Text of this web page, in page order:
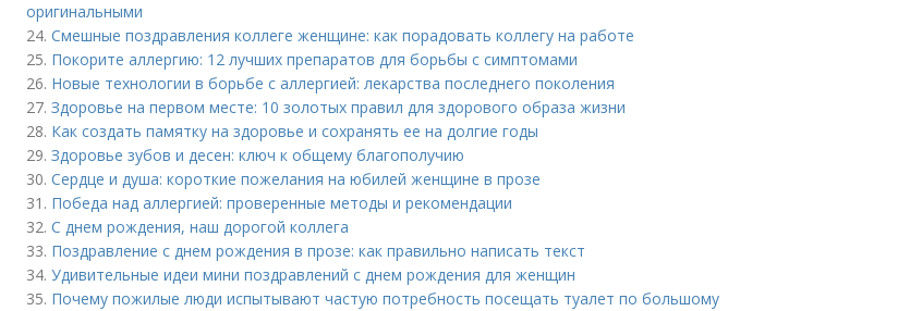
оригинальными
24. Смешные поздравления коллеге женщине: как порадовать коллегу на работе
25. Покорите аллергию: 12 лучших препаратов для борьбы с симптомами
26. Новые технологии в борьбе с аллергией: лекарства последнего поколения
27. Здоровье на первом месте: 10 золотых правил для здорового образа жизни
28. Как создать памятку на здоровье и сохранять ее на долгие годы
29. Здоровье зубов и десен: ключ к общему благополучию
30. Сердце и душа: короткие пожелания на юбилей женщине в прозе
31. Победа над аллергией: проверенные методы и рекомендации
32. С днем рождения, наш дорогой коллега
33. Поздравление с днем рождения в прозе: как правильно написать текст
34. Удивительные идеи мини поздравлений с днем рождения для женщин
35. Почему пожилые люди испытывают частую потребность посещать туалет по большому